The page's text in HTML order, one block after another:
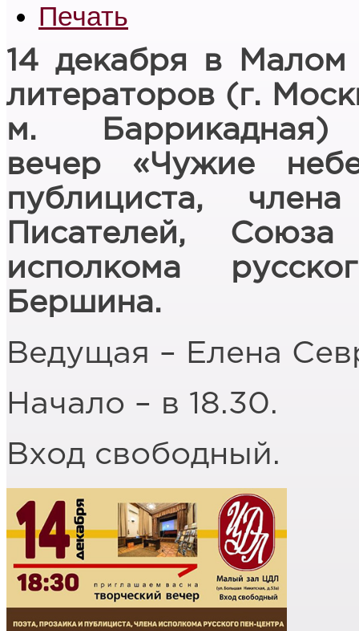
Печать
14 декабря в Малом
литераторов (г.
м. Баррикадная)
вечер «Чужие
публициста,
Писателей,
исполкома
Бершина.
Ведущая – Елена
Начало – в 18.30.
Вход свободный.